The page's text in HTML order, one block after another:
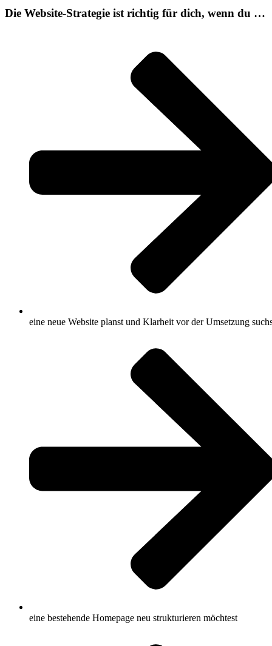
Die Website-Strategie ist richtig für dich, wenn du …
eine neue Website planst und Klarheit vor der Umsetzung
eine bestehende Homepage neu strukturieren möchtest